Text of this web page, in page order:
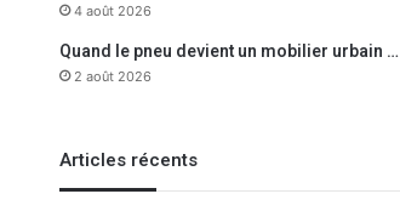
4 août 2026
Quand le pneu devient un mobilier urbain …
2 août 2026
Articles récents